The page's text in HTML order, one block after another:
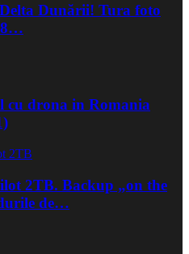
Dunării! Tura foto
8…
cu drona in Romania
2TB. Backup „on the
de…